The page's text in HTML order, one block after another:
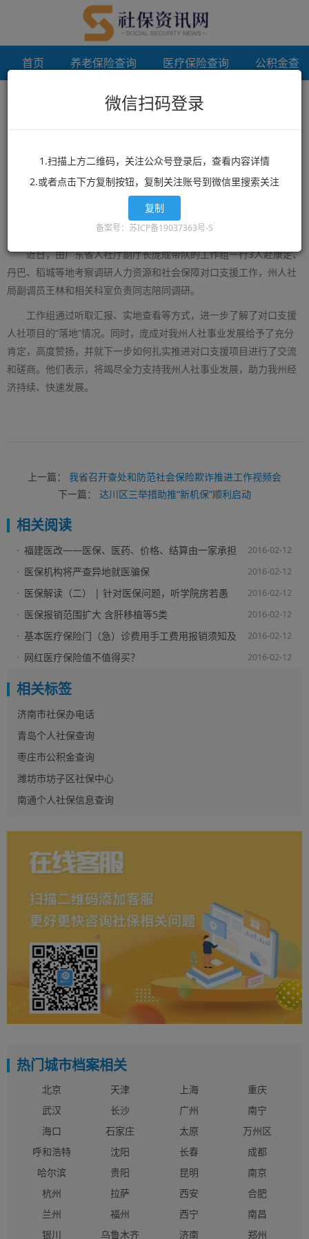
首页 养老保险查询 医疗保险查询 公积金查
广东省人社厅庞成厅长一行赴甘孜州
考察调研人社对口支援工作
来源：四川省人力资源和社会保障厅 作者：
近日，由广东省人社厅副厅长庞成带队的工作组一行3人赴康定、
丹巴、稻城等地考察调研人力资源和社会保障对口支援工作，州人社
局副调员王林和相关科室负责同志陪同调研。
工作组通过听取汇报、实地查看等方式，进一步了解了对口支援
人社项目的“落地”情况。同时，庞成对我州人社事业发展给予了充分
肯定，高度赞扬，并就下一步如何扎实推进对口支援项目进行了交流
和磋商。他们表示，将竭尽全力支持我州人社事业发展，助力我州经
济持续、快速发展。
上一篇：
我省召开查处和防范社会保险欺诈推进工作视频会
下一篇：
达川区三举措助推“新机保”顺利启动
相关阅读
2016-02-12
福建医改——医保、医药、价格、结算由一家承担
2016-02-12
医保机构将严查异地就医骗保
2016-02-12
医保解读（二） | 针对医保问题，听学院房若愚
老师为我们做细致解答
2016-02-12
医保报销范围扩大 含肝移植等5类
2016-02-12
基本医疗保险门（急）诊费用手工费用报销须知及
注意事项
2016-02-12
网红医疗保险值不值得买？
相关标签
济南市社保办电话
青岛个人社保查询
枣庄市公积金查询
潍坊市坊子区社保中心
南通个人社保信息查询
热门城市档案相关
北京 天津 上海
重庆
武汉
长沙 广州
南宁
海口
石家庄 太原
万州区
呼和浩特
沈阳 长春
成都
哈尔滨
贵阳 昆明
南京
杭州
拉萨 西安
合肥
兰州
福州 西宁
南昌
银川
乌鲁木齐 济南 郑州
微信扫码登录
1.扫描上方二维码，关注公众号登录后，查看内容详情
2.或者点击下方复制按钮，复制关注账号到微信里搜索关注
复制
备案号：苏ICP备19037363号-5